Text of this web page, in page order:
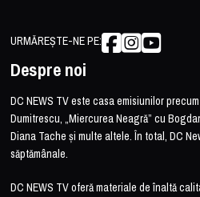
URMĂREȘTE-NE PE:
Despre noi
DC NEWS TV este casa emisiunilor
Dumitrescu, „Miercurea Neagră” cu
Diana Tache și multe altele. În total, DC
săptămânale.
DC NEWS TV oferă materiale de înaltă